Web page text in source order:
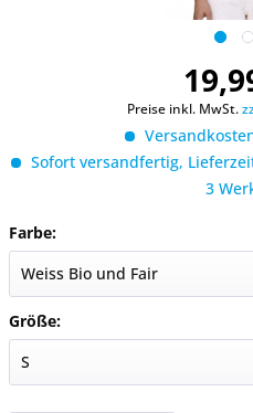
Preise inkl. MwSt.
Sofort versandfertig,
3
Farbe:
Größe: